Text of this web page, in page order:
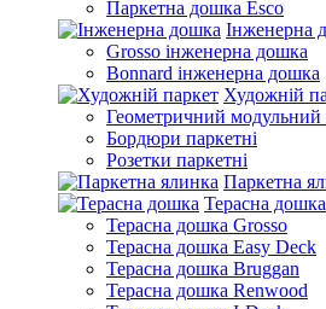
Паркетна дошка Esco
Інженерна
Grosso інженерна дошка
Bonnard інженерна дошка
Художній
Геометричний модульний
Бордюри паркетні
Розетки паркетні
Паркетна
Терасна дошка
Терасна дошка Grosso
Терасна дошка Easy Deck
Терасна дошка Bruggan
Терасна дошка Renwood